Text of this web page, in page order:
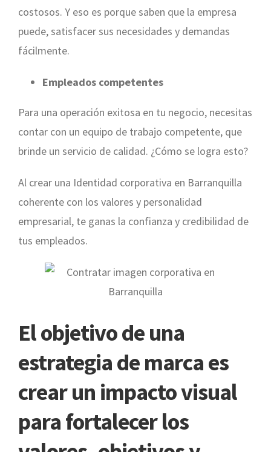
costosos. Y eso es porque saben que la empresa
puede, satisfacer sus necesidades y demandas
fácilmente.
Empleados competentes
Para una operación exitosa en tu negocio, necesitas
contar con un equipo de trabajo competente, que
brinde un servicio de calidad. ¿Cómo se logra esto?
Al crear una Identidad corporativa en Barranquilla
coherente con los valores y personalidad
empresarial, te ganas la confianza y credibilidad de
tus empleados.
El objetivo de una
estrategia de marca es
crear un impacto visual
para fortalecer los